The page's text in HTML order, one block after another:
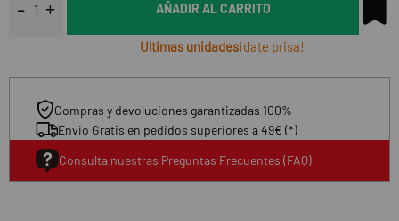
AÑADIR AL CARRITO
Ultimas unidades¡date prisa!
Compras y devoluciones garantizadas 100%
Envio Gratis en pedidos superiores a 49€ (*)
Consulta nuestras Preguntas Frecuentes (FAQ)